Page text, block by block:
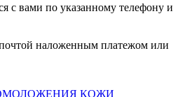
с вами по указанному телефону и
наложенным платежом или
КОЖИ